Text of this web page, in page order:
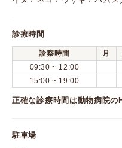
診療時間
診察時間 月
09:30 ~ 12:00
15:00 ~ 19:00
正確な診療時間は動物病院の
駐車場